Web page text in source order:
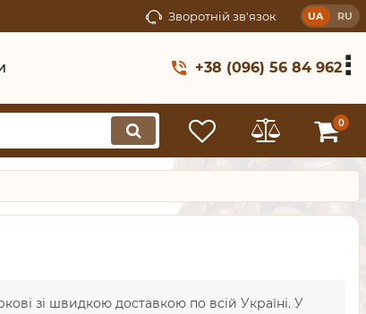
Зворотній зв'язок UA RU
+38 (096) 56 84 962
0
зі швидкою доставкою по всій Україні. У